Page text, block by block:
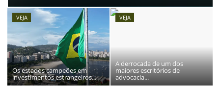
VEJA
Os estados campeões em
investimentos estrangeiros...
VEJA
A derrocada de um dos
maiores escritórios de
advocacia...